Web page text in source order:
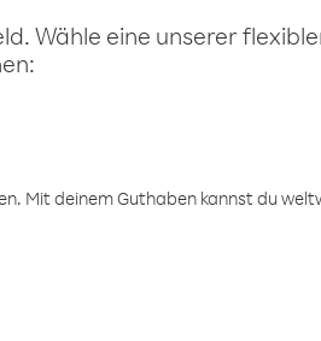
Wähle eine unserer
Mit deinem Guthaben kannst du